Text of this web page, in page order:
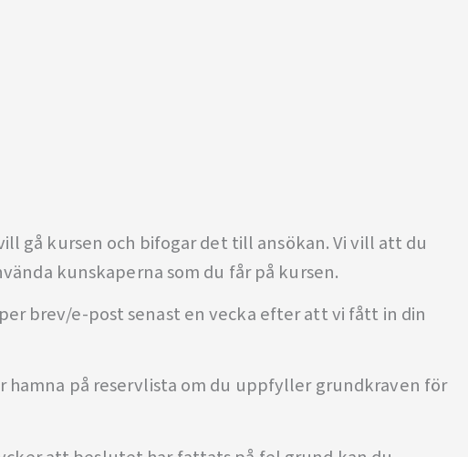
gå kursen och bifogar det till ansökan. Vi vill att du
kunskaperna som du får på kursen.
brev/e-post senast en vecka efter att vi fått in din
på reservlista om du uppfyller grundkraven för